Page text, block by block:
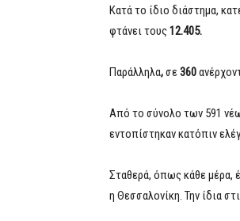
Κατά το ίδιο διάστημα,
φτάνει τους12.405.
Παράλληλα,σε 360
Από το σύνολο των 591
εντοπίστηκαν κατόπιν
Σταθερά, όπως κάθε μέρα,
η Θεσσαλονίκη. Την ίδια